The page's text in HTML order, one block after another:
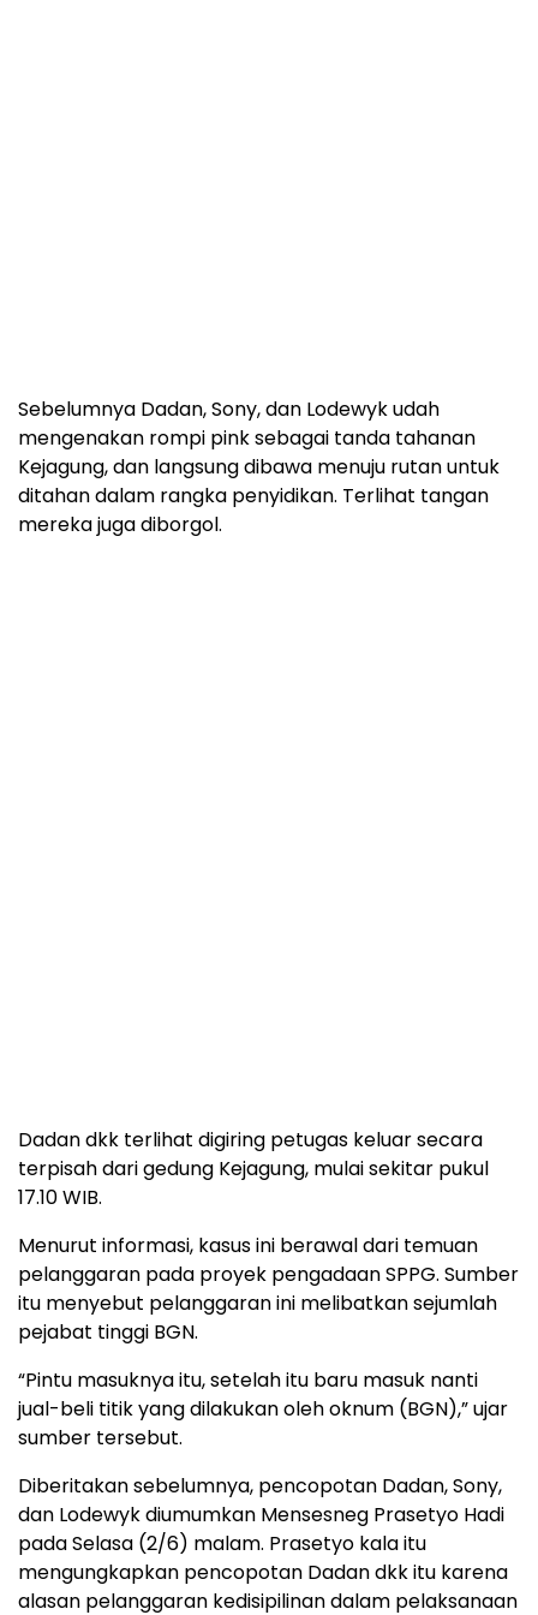
Sebelumnya Dadan, Sony, dan Lodewyk udah
mengenakan rompi pink sebagai tanda tahanan
Kejagung, dan langsung dibawa menuju rutan untuk
ditahan dalam rangka penyidikan. Terlihat tangan
mereka juga diborgol.
Dadan dkk terlihat digiring petugas keluar secara
terpisah dari gedung Kejagung, mulai sekitar pukul
17.10 WIB.
Menurut informasi, kasus ini berawal dari temuan
pelanggaran pada proyek pengadaan SPPG. Sumber
itu menyebut pelanggaran ini melibatkan sejumlah
pejabat tinggi BGN.
“Pintu masuknya itu, setelah itu baru masuk nanti
jual-beli titik yang dilakukan oleh oknum (BGN),” ujar
sumber tersebut.
Diberitakan sebelumnya, pencopotan Dadan, Sony,
dan Lodewyk diumumkan Mensesneg Prasetyo Hadi
pada Selasa (2/6) malam. Prasetyo kala itu
mengungkapkan pencopotan Dadan dkk itu karena
alasan pelanggaran kedisipilinan dalam pelaksanaan